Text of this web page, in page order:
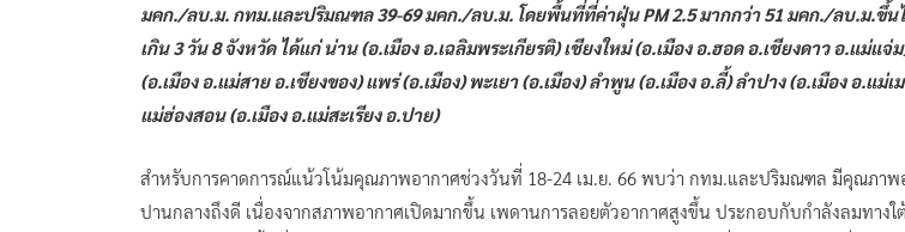
มคก./ลบ.ม. กทม.และปริมณฑล 39-69 มคก./ลบ.ม. โดยพื้นที่ที่ค่าฝุ่น PM 2.5 มากกว่า 51 มคก./ลบ.ม.ขึ้น
เกิน 3 วัน 8 จังหวัด ได้แก่ น่าน (อ.เมือง อ.เฉลิมพระเกียรติ) เชียงใหม่ (อ.เมือง อ.ฮอด อ.เชียงดาว อ.แม่แจ่
(อ.เมือง อ.แม่สาย อ.เชียงของ) แพร่ (อ.เมือง) พะเยา (อ.เมือง) ลำพูน (อ.เมือง อ.ลี้) ลำปาง (อ.เมือง อ.แม่เ
แม่ฮ่องสอน (อ.เมือง อ.แม่สะเรียง อ.ปาย)
สำหรับการคาดการณ์แน้วโน้มคุณภาพอากาศช่วงวันที่ 18-24 เม.ย. 66 พบว่า กทม.และปริมณฑล มีคุณภาพ
ปานกลางถึงดี เนื่องจากสภาพอากาศเปิดมากขึ้น เพดานการลอยตัวอากาศสูงขึ้น ประกอบกับกำลังลมทาง